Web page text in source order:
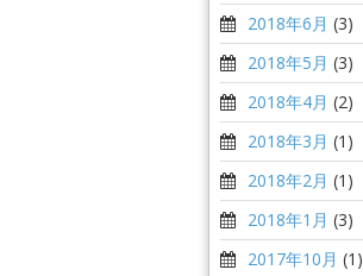
2018年6月 (3)
2018年5月 (3)
2018年4月 (2)
2018年3月 (1)
2018年2月 (1)
2018年1月 (3)
2017年10月 (1)